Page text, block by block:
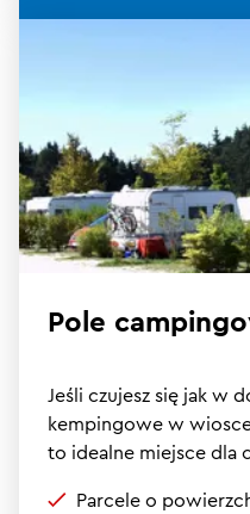
Pole
Jeśli czujesz się jak w
kempingowe w
to idealne miejsce dla
Parcele o